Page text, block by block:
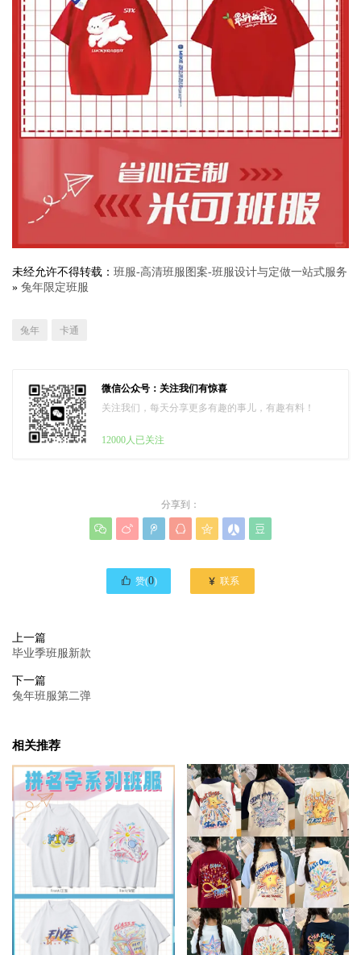
未经允许不得转载： 班服-高清班服图案-班服设计与定做一站式服务
» 兔年限定班服
兔年 卡通
微信公众号：关注我们有惊喜
关注我们，每天分享更多有趣的事儿，有趣有料！
12000人已关注
分享到：
      
 赞(0)  联系
上一篇
毕业季班服新款
下一篇
兔年班服第二弹
相关推荐